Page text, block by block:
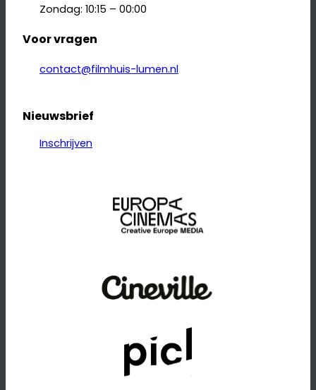
Zondag: 10:15 – 00:00
Voor vragen
contact@filmhuis-lumen.nl
Nieuwsbrief
Inschrijven